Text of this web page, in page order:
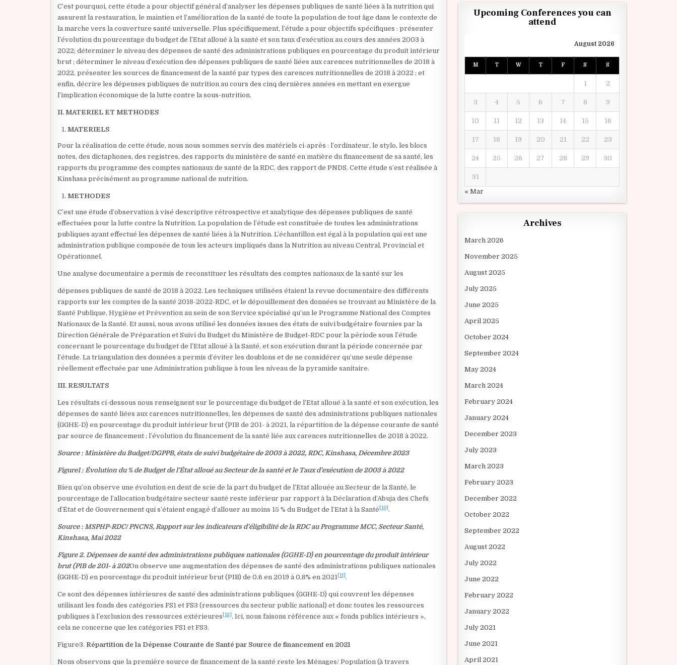
C’est pourquoi, cette étude a pour objectif général d’analyser les dépenses publiques de santé liées à la nutrition qui
assurent la restauration, le maintien et l’amélioration de la santé de toute la population de tout âge dans le contexte de
la marche vers la couverture santé universelle. Plus spécifiquement, l’étude a pour objectifs spécifiques : présenter
l’évolution du pourcentage du budget de l’Etat alloué à la santé et son taux d’exécution au cours des années 2003 à
2022; déterminer le niveau des dépenses de santé des administrations publiques en pourcentage du produit intérieur
brut ; déterminer le niveau d’exécution des dépenses publiques de santé liées aux carences nutritionnelles de 2018 à
2022, présenter les sources de financement de la santé par types des carences nutritionnelles de 2018 à 2022 ; et
enfin, décrire les dépenses publiques de nutrition au cours des cinq dernières années en mettant en exergue
l’implication économique de la lutte contre la sous-nutrition.
II. MATERIEL ET METHODES
MATERIELS
Pour la réalisation de cette étude, nous nous sommes servis des matériels ci-après : l’ordinateur, le stylo, les blocs
notes, des dictaphones, des registres, des rapports du ministère de santé en matière du financement de sa santé, les
rapports du programme des comptes nationaux de santé de la RDC, des rapport de PNDS. Cette étude s’est réalisée à
Kinshasa précisément au programme national de nutrition.
METHODES
C’est une étude d’observation à visé descriptive rétrospective et analytique des dépenses publiques de santé
effectuées pour la lutte contre la Nutrition. La population de l’étude est constituée de toutes les administrations
publiques ayant effectué les dépenses de santé liées à la Nutrition. L’échantillon est égal à la population qui est une
administration publique composée de tous les acteurs impliqués dans la Nutrition au niveau Central, Provincial et
Opérationnel.
Une analyse documentaire a permis de reconstituer les résultats des comptes nationaux de la santé sur les
dépenses publiques de santé de 2018 à 2022. Les techniques utilisées étaient la revue documentaire des différents
rapports sur les comptes de la santé 2018-2022-RDC, et le dépouillement des données se trouvant au Ministère de la
Santé Publique, Hygiène et Prévention au sein de son Service spécialisé qu’un le Programme National des Comptes
Nationaux de la Santé. Et aussi, nous avons utilisé les données issues des états de suivi budgétaire fournies par la
Direction Générale de Préparation et Suivi du Budget du Ministère de Budget-RDC pour la période sous l’étude
concernant le pourcentage du budget de l’Etat alloué à la Santé, et son exécution durant la période concernée par
l’étude. La triangulation des données a permis d’éviter les doublons et de ne considérer qu’une seule dépense
réellement effectuée par une Administration publique à tous les niveau de la pyramide sanitaire.
III. RESULTATS
Les résultats ci-dessous nous renseignent sur le pourcentage du budget de l’Etat alloué à la santé et son exécution, les
dépenses de santé liées aux carences nutritionnelles, les dépenses de santé des administrations publiques nationales
(GGHE-D) en pourcentage du produit intérieur brut (PIB de 201- à 2021, la répartition de la dépense courante de santé
par source de financement ; l’évolution du financement de la santé liée aux carences nutritionnelles de 2018 à 2022.
Source : Ministère du Budget/DGPPB, états de suivi budgétaire de 2003 à 2022, RDC, Kinshasa, Décembre 2023
Figure1 : Évolution du % de Budget de l’État alloué au Secteur de la santé et le Taux d’exécution de 2003 à 2022
Bien qu’on observe une évolution en dent de scie de la part du budget de l’Etat allouée au Secteur de la Santé, le
pourcentage de l’allocation budgétaire secteur santé reste inférieur par rapport à la Déclaration d’Abuja des Chefs
d’État et de Gouvernement qui s’étaient engagé d’allouer au moins 15 % du Budget de l’Etat à la Santé[10].
Source : MSPHP-RDC/ PNCNS, Rapport sur les indicateurs d’éligibilité de la RDC au Programme MCC, Secteur Santé,
Kinshasa, Mai 2022
Figure 2. Dépenses de santé des administrations publiques nationales (GGHE-D) en pourcentage du produit intérieur
brut (PIB de 201- à 202On observe une augmentation des dépenses de santé des administrations publiques nationales
(GGHE-D) en pourcentage du produit intérieur brut (PIB) de 0,6 en 2019 à 0,8% en 2021 [11].
Ce sont des dépenses intérieures de santé des administrations publiques (GGHE-D) qui couvrent les dépenses
utilisant les fonds des catégories FS1 et FS3 (ressources du secteur public national) et donc toutes les ressources
publiques à l’exclusion des ressources extérieures[12]. Ici, nous faisons référence aux « fonds publics intérieurs »,
cela ne concerne que les catégories FS1 et FS3.
Figure3. Répartition de la Dépense Courante de Santé par Source de financement en 2021
Nous observons que la première source de financement de la santé reste les Ménages/ Population (à travers
Upcoming Conferences you can
attend
August 2026
M T W T F S S
1 2
3 4 5 6 7 8 9
10 11 12 13 14 15 16
17 18 19 20 21 22 23
24 25 26 27 28 29 30
31
« Mar
Archives
March 2026
November 2025
August 2025
July 2025
June 2025
April 2025
October 2024
September 2024
May 2024
March 2024
February 2024
January 2024
December 2023
July 2023
March 2023
February 2023
December 2022
October 2022
September 2022
August 2022
July 2022
June 2022
February 2022
January 2022
July 2021
June 2021
April 2021